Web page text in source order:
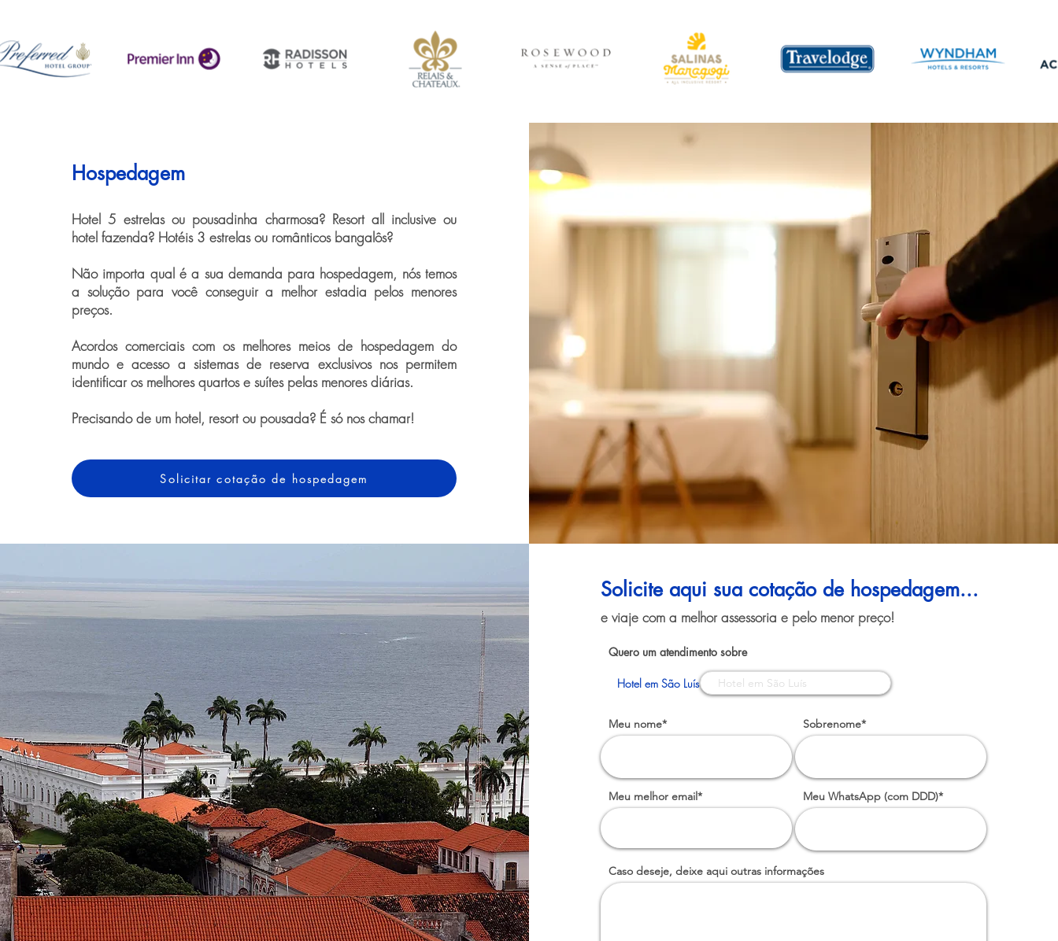
Hospedagem
Hotel 5 estrelas ou pousadinha charmosa? Resort all inclusive ou
hotel fazenda? Hotéis 3 estrelas ou românticos bangalôs?
Não importa qual é a sua demanda para hospedagem, nós temos
a solução para você conseguir a melhor estadia pelos menores
preços.
Acordos comerciais com os melhores meios de hospedagem do
mundo e acesso a sistemas de reserva exclusivos nos permitem
identificar os melhores quartos e suítes pelas menores diárias.
Precisando de um hotel, resort ou pousada? É só nos chamar!
Solicitar cotação de hospedagem
Solicite aqui sua cotação de hospedagem...
e viaje com a melhor assessoria e pelo menor preço!
Quero um atendimento sobre
Hotel em São Luís
Meu nome* Sobrenome*
Meu melhor email* Meu WhatsApp (com DDD)*
Caso deseje, deixe aqui outras informações